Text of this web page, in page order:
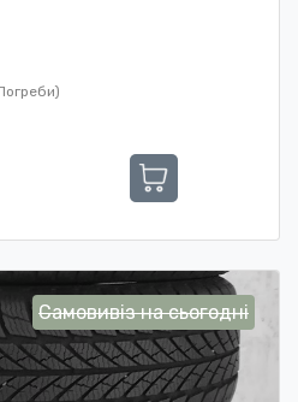
Самовивіз на сьогодні